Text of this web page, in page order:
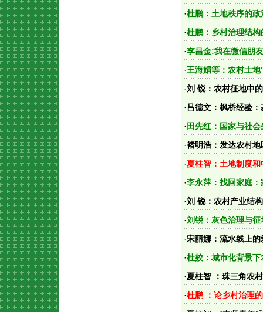
·杜鹏：土地秩序的政
·杜鹏：乡村治理结
·李昌金:我在微信朋
·王海娟等：农村土
·刘 锐：农村征地中
· 吕德文：枫桥经验
· 田先红：国家与社
·褚明浩：发达农村
·夏柱智：土地制度
·李永萍：找回家庭
·刘 锐：农村产业结
·刘锐：灰色治理与
·宋丽娜：流水线上
·杜姣：城市化背景
·夏柱智 ：珠三角农
·杜鹏 ：论乡村治理